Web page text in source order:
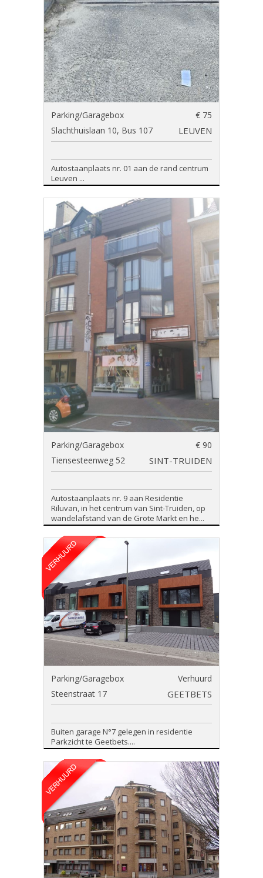
Parking/Garagebox
€ 75
Slachthuislaan 10, Bus 107
LEUVEN
Autostaanplaats nr. 01 aan de rand centrum
Leuven ...
Parking/Garagebox
€ 90
Tiensesteenweg 52
SINT-TRUIDEN
Autostaanplaats nr. 9 aan Residentie
Riluvan, in het centrum van Sint-Truiden, op
wandelafstand van de Grote Markt en he...
Parking/Garagebox
Verhuurd
Steenstraat 17
GEETBETS
Buiten garage N°7 gelegen in residentie
Parkzicht te Geetbets....